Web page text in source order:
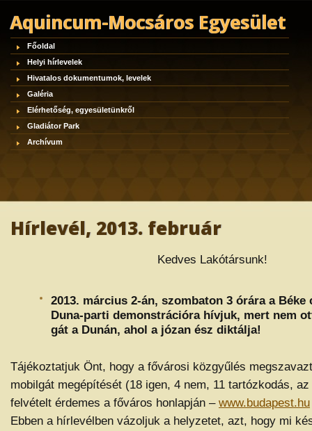
Aquincum-Mocsáros Egyesület
Főoldal
Helyi hírlevelek
Hivatalos dokumentumok, levelek
Galéria
Elérhetőség, egyesületünkről
Gladiátor Park
Archívum
Hírlevél, 2013. február
Kedves Lakótársunk!
2013. március 2-án, szombaton 3 órára a Béke
Duna-parti demonstrációra hívjuk, mert nem
gát a Dunán, ahol a józan ész diktálja!
Tájékoztatjuk Önt, hogy a fővárosi közgyűlés
mobilgát megépítését (18 igen, 4 nem, 11 tartózkodás,
felvételt érdemes a főváros honlapján – www.budapest.hu
Ebben a hírlevélben vázoljuk a helyzetet, azt, hogy mi